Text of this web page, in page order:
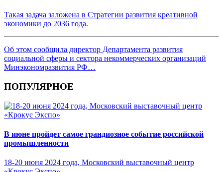
Такая задача заложена в Стратегии развития креативной
экономики до 2036 года.
Об этом сообщила директор Департамента развития
социальной сферы и сектора некоммерческих организаций
Минэкономразвития РФ…
ПОПУЛЯРНОЕ
В июне пройдет самое грандиозное событие российской
промышленности
18-20 июня 2024 года, Московский выставочный центр